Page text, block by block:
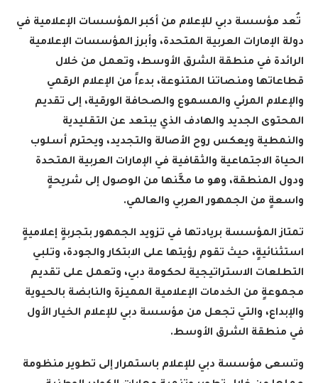
تُعد مؤسسة دبي للإعلام من أكبر المؤسسات الإعلامية في
دولة الإمارات العربية المتحدة، وأبرز المؤسسات الإعلامية
الرائدة في منطقة الشرق الأوسط، وتعمل من خلال
قطاعاتها ومنصاتنا المتنوعة، بدءاً من الإعلام الرقمي
والإعلام المرئي والمسموع والصحافة الورقية، إلى تقديم
المحتوى الجديد والهادف الذي يبتعد عن التقليدية
والنمطية ويعكس روح الأصالة والتجديد، ويحترم أسلوب
الحياة الاجتماعية والثقافية في الإمارات العربية المتحدة
ودول المنطقة، وهو ما مكَّنها من الوصول إلى شريحةٍ
واسعةٍ من الجمهور العربي والعالمي.
تمتاز المؤسسة بريادتها في تزويد الجمهور بتجربةٍ إعلاميةٍ
استثنائيةٍ، حيث تقوم رؤيتها على الابتكار والجودة، وتلبي
التطلعات الاستراتيجية لحكومة دبي، وتعمل على تقديم
مجموعةٍ من الخدمات الإعلامية المميزة والنابضة بالحيوية
والإبداع، والتي تجعل من مؤسسة دبي للإعلام الخيار الأول
في منطقة الشرق الأوسط.
وتسعى مؤسسة دبي للإعلام باستمرار إلى تطوير منظومة